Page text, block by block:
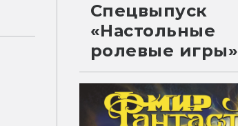
Спецвыпуск
«Настольные
ролевые игры»